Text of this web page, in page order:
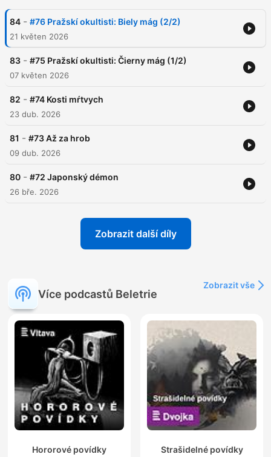
84 - #76 Pražskí okultisti: Biely mág (2/2)
21 květen 2026
83 - #75 Pražskí okultisti: Čierny mág (1/2)
07 květen 2026
82 - #74 Kosti mŕtvych
23 dub. 2026
81 - #73 Až za hrob
09 dub. 2026
80 - #72 Japonský démon
26 bře. 2026
Zobrazit další díly
Více podcastů Beletrie
Zobrazit vše
Hororové povídky Strašidelné povídky